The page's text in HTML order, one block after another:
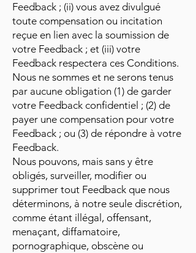
Feedback ; (ii) vous avez divulgué
toute compensation ou incitation
reçue en lien avec la soumission de
votre Feedback ; et (iii) votre
Feedback respectera ces Conditions.
Nous ne sommes et ne serons tenus
par aucune obligation (1) de garder
votre Feedback confidentiel ; (2) de
payer une compensation pour votre
Feedback ; ou (3) de répondre à votre
Feedback.
Nous pouvons, mais sans y être
obligés, surveiller, modifier ou
supprimer tout Feedback que nous
déterminons, à notre seule discrétion,
comme étant illégal, offensant,
menaçant, diffamatoire,
pornographique, obscène ou